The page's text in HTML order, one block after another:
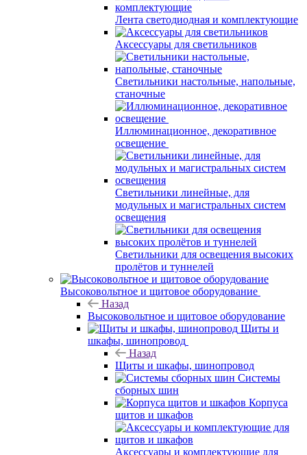
Лента светодиодная и комплектующие
Аксессуары для светильников
Светильники настольные, напольные,
станочные
Иллюминационное, декоративное
освещение
Светильники линейные, для
модульных и магистральных систем
освещения
Светильники для освещения высоких
пролётов и туннелей
Высоковольтное и щитовое оборудование
Назад
Высоковольтное и щитовое оборудование
Щиты и
шкафы, шинопровод
Назад
Щиты и шкафы, шинопровод
Системы
сборных шин
Корпуса
щитов и шкафов
Аксессуары и комплектующие для